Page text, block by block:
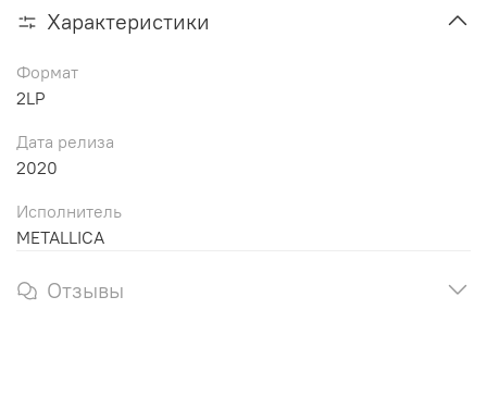
Характеристики
Формат
2LP
Дата релиза
2020
Исполнитель
METALLICA
Отзывы